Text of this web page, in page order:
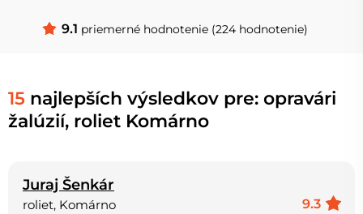
9.1 priemerné hodnotenie (224 hodnotenie)
15 najlepších výsledkov pre: opravári
žalúzií, roliet Komárno
Juraj Šenkár
9.3
roliet, Komárno